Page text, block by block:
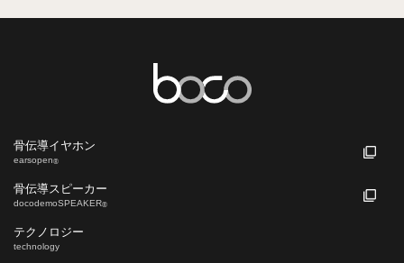
骨伝導イヤホン
earsopen®
骨伝導スピーカー
docodemoSPEAKER®
テクノロジー
technology